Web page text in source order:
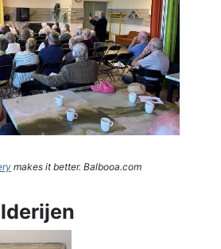
makes it better. Balbooa.com